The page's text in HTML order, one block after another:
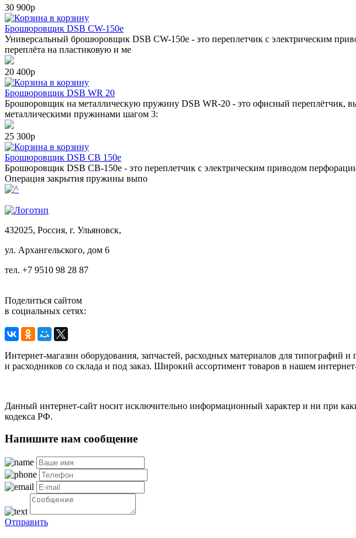
30 900р
в корзину
Брошюровщик DSB CW-150е
Универсальный брошюровщик DSB CW-150е - это переплетчик с электрическим
переплёта на пластиковую и ме
20 400р
в корзину
Брошюровщик DSB WR 20
Брошюровщик на металлическую пружину DSB WR-20 - это офисный переплётчик,
металлическими пружинами шагом 3:
25 300р
в корзину
Брошюровщик DSB CB 150е
Брошюровщик DSB CB-150е - это переплетчик с электрическим приводом
Операция закрытия пружины выпо
432025, Россия, г. Ульяновск,
ул. Архангельского, дом 6
тел. +7 9510 98 28 87
Поделиться сайтом
в социальных сетях:
Интернет-магазин оборудования, запчастей, расходных материалов для
и расходников со склада и под заказ. Широкий ассортимент товаров в нашем
Данный интернет-сайт носит исключительно информационный характер и ни при
кодекса РФ.
Напишите нам сообщение
Отправить